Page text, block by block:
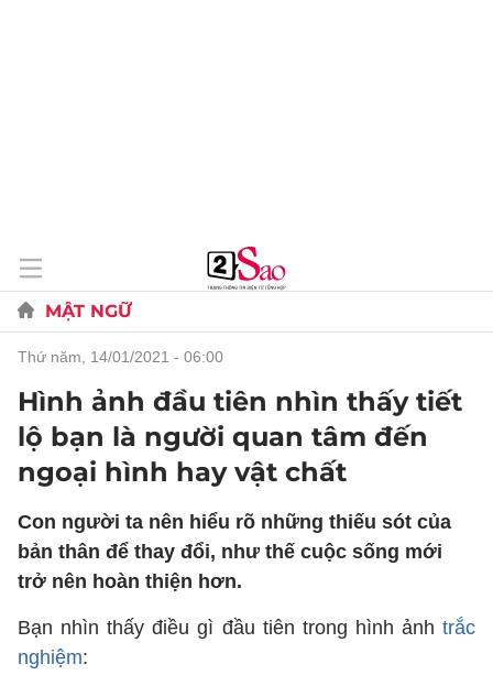
MẬT NGỮ
thứ năm, 14/01/2021 - 06:00
Hình ảnh đầu tiên nhìn thấy tiết
lộ bạn là người quan tâm đến
ngoại hình hay vật chất
Con người ta nên hiểu rõ những thiếu sót của
bản thân để thay đổi, như thế cuộc sống mới
trở nên hoàn thiện hơn.
Bạn nhìn thấy điều gì đầu tiên trong hình ảnh trắc
nghiệm: